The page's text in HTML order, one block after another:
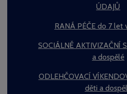
ÚDAJŮ
RANÁ PÉČE do 7 let
SOCIÁLNĚ AKTIVIZAČNÍ
a dospělé
ODLEHČOVACÍ
děti a